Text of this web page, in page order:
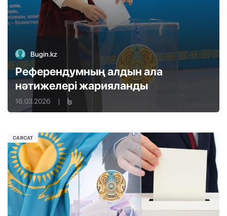
Bugin.kz
Референдумның алдын ала
нәтижелері жарияланды
16.03.2026 |
САЯСАТ